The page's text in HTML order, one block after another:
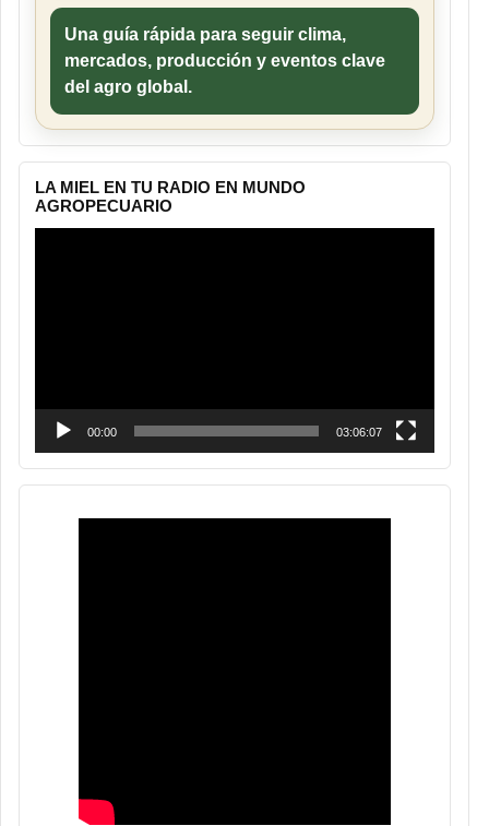
Una guía rápida para seguir clima,
mercados, producción y eventos clave
del agro global.
LA MIEL EN TU RADIO EN MUNDO
AGROPECUARIO
00:00 03:06:07